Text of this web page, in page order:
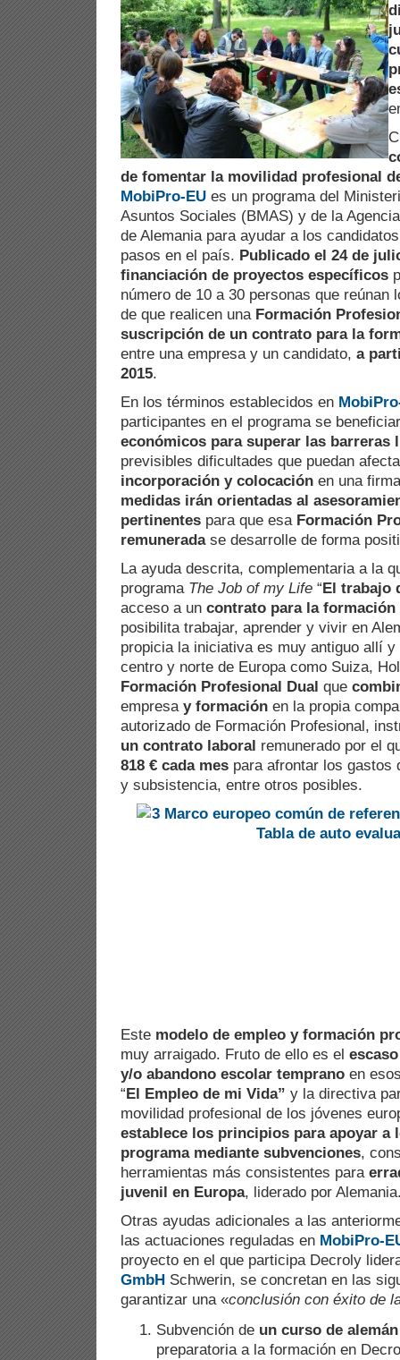
de fomentar la movilidad profesional
MobiPro-EU es un programa del
Asuntos Sociales (BMAS) y de la
de Alemania para ayudar a los
pasos en el país. Publicado el 24 de
financiación de proyectos específicos
número de 10 a 30 personas que reúnan
de que realicen una Formación
suscripción de un contrato para la
entre una empresa y un candidato, a
2015.
En los términos establecidos en
participantes en el programa se
económicos para superar las barreras
previsibles dificultades que puedan
incorporación y colocación en una
medidas irán orientadas al
pertinentes para que esa Formación
remuneradase desarrolle de forma
La ayuda descrita, complementaria a la
programa The Job of my Life “El trabajo
acceso a un contrato para la formación
posibilita trabajar, aprender y vivir en
propicia la iniciativa es muy antiguo allí
centro y norte de Europa como Suiza,
Formación Profesional Dual que
empresa y formación en la propia
autorizado de Formación Profesional,
un contrato laboral remunerado por el
818 € cada mes para afrontar los gastos
y subsistencia, entre otros posibles.
Este modelo de empleo y formación
muy arraigado. Fruto de ello es el
y/o abandono escolar temprano en
“El Empleo de mi Vida” y la directiva
movilidad profesional de los jóvenes
establece los principios para apoyar a
programa mediante subvenciones,
herramientas más consistentes para
juvenil en Europa, liderado por
Otras ayudas adicionales a las
las actuaciones reguladas en MobiPro-
proyecto en el que participa Decroly
GmbH Schwerin, se concretan en las
garantizar una «conclusión con éxito de
Subvención de un curso de alemán
preparatoria a la formación en